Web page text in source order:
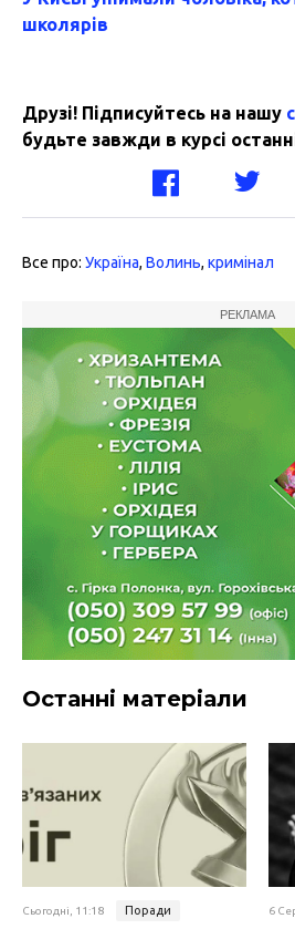
школярів
Друзі! Підписуйтесь на нашу
будьте завжди в курсі
Все про: Україна, Волинь, кримінал
РЕКЛАМА
Останні матеріали
Сьогодні, 11:18 Поради 6